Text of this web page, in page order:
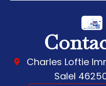
Charles Loftie
Salel